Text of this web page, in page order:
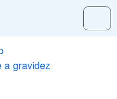
a gravidez